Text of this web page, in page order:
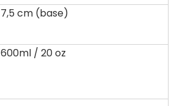
7,5 cm (base)
600ml / 20 oz